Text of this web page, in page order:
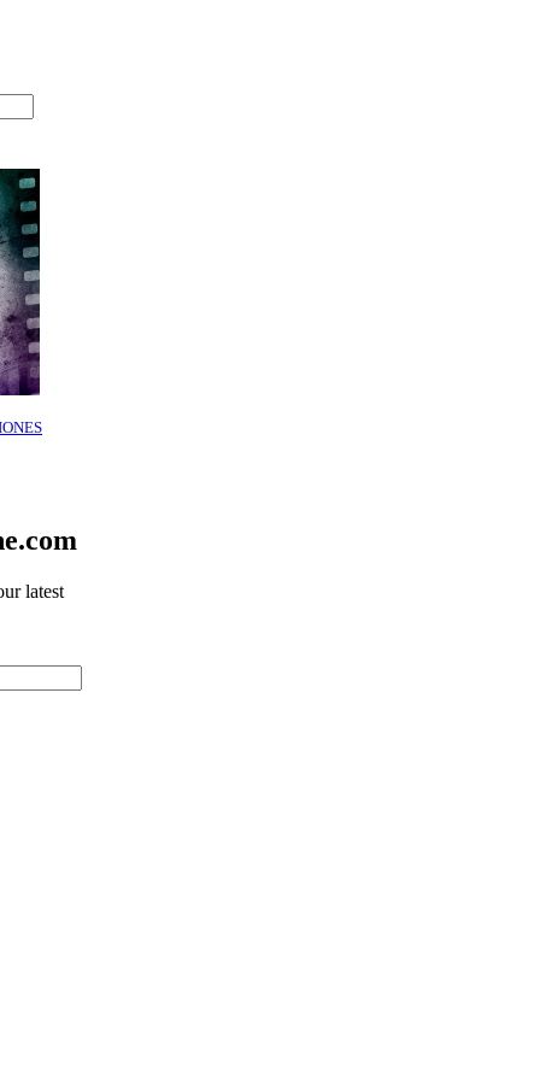
latest